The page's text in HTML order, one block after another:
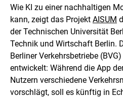
Wie KI zu einer nachhaltigen
kann, zeigt das Projekt AISUM
der Technischen Universität
Technik und Wirtschaft Berlin.
Berliner Verkehrsbetriebe
entwickelt: Während die App
Nutzern verschiedene
vorschlägt, soll es künftig in